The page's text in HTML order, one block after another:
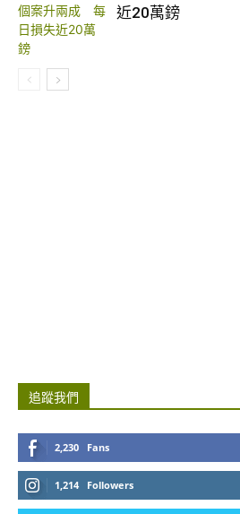
近20萬鎊
追蹤我們
2,230 Fans
1,214 Followers